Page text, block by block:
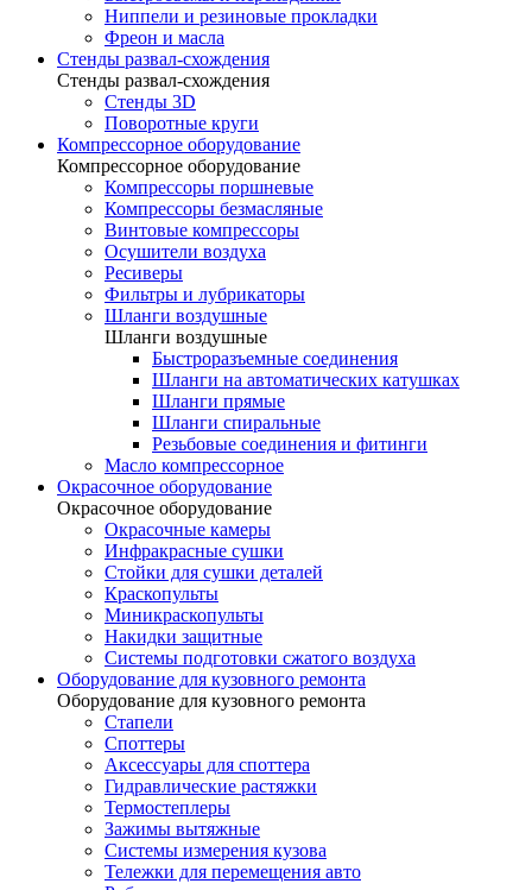
Ниппели и резиновые прокладки
Фреон и масла
Стенды развал-схождения
Стенды развал-схождения
Стенды 3D
Поворотные круги
Компрессорное оборудование
Компрессорное оборудование
Компрессоры поршневые
Компрессоры безмасляные
Винтовые компрессоры
Осушители воздуха
Ресиверы
Фильтры и лубрикаторы
Шланги воздушные
Шланги воздушные
Быстроразъемные соединения
Шланги на автоматических катушках
Шланги прямые
Шланги спиральные
Резьбовые соединения и фитинги
Масло компрессорное
Окрасочное оборудование
Окрасочное оборудование
Окрасочные камеры
Инфракрасные сушки
Стойки для сушки деталей
Краскопульты
Миникраскопульты
Накидки защитные
Системы подготовки сжатого воздуха
Оборудование для кузовного ремонта
Оборудование для кузовного ремонта
Стапели
Споттеры
Аксессуары для споттера
Гидравлические растяжки
Термостеплеры
Зажимы вытяжные
Системы измерения кузова
Тележки для перемещения авто